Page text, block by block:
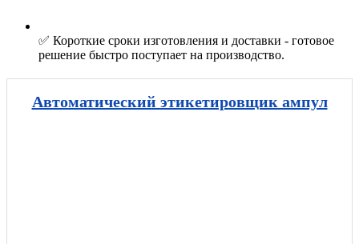
✅ Короткие сроки изготовления и доставки - готовое
решение быстро поступает на производство.
Автоматический этикетировщик ампул